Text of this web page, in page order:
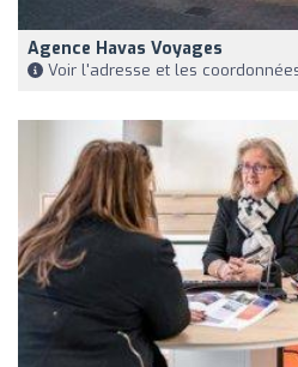
Agence Havas Voyages
Voir l'adresse et les